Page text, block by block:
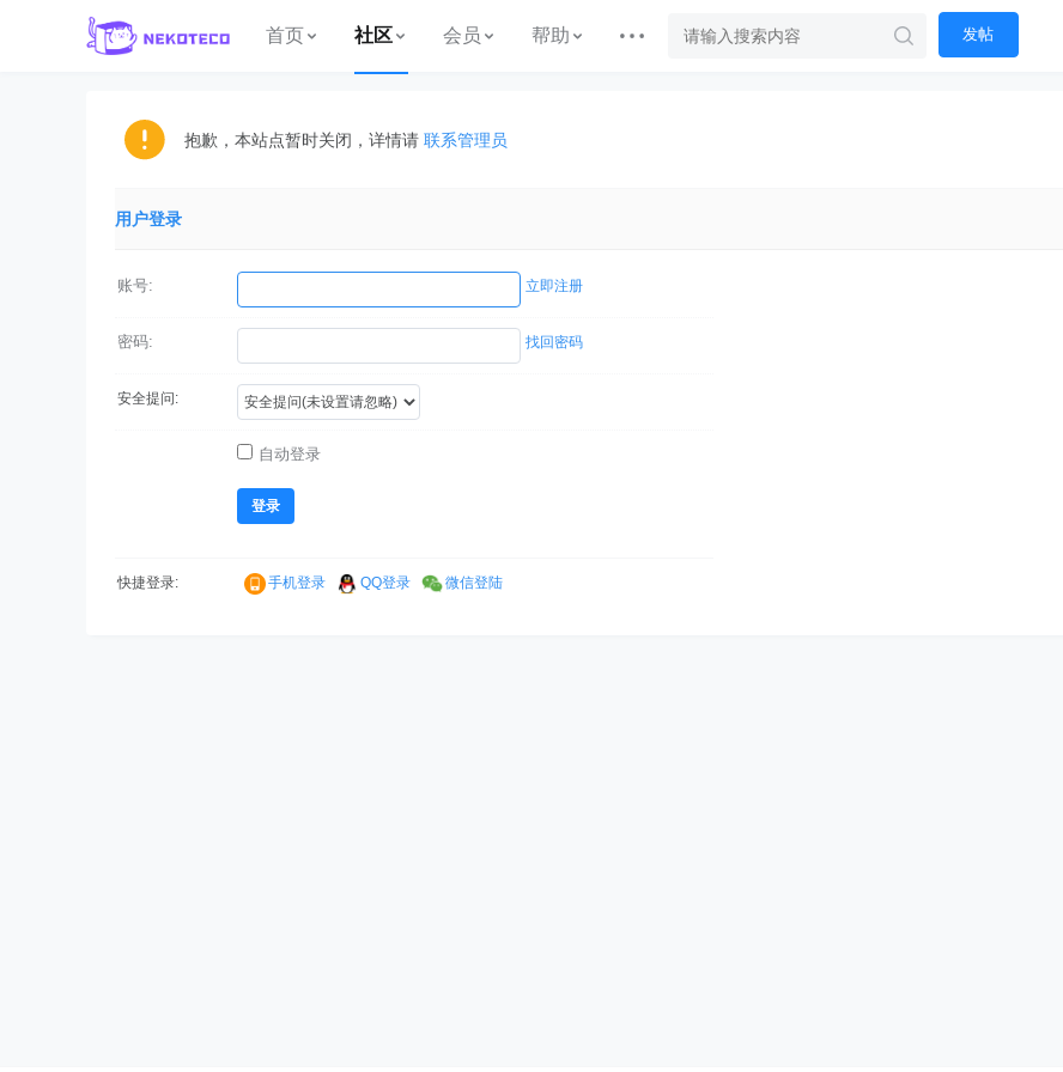
首页 社区 会员 帮助 发帖
抱歉，本站点暂时关闭，详情请 联系管理员
用户登录
账号: 立即注册
密码: 找回密码
安全提问:
自动登录
登录
快捷登录: 手机登录 QQ登录 微信登陆